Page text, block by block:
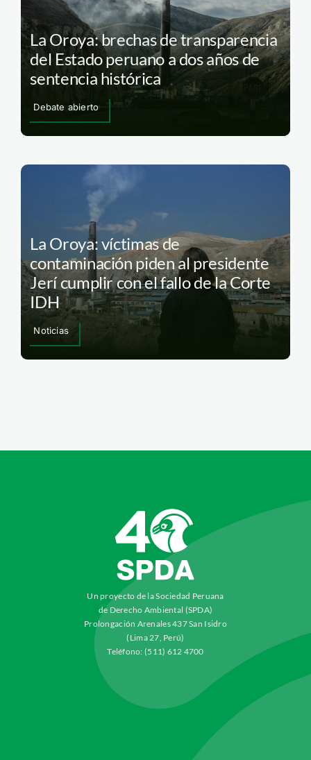
La Oroya: brechas de transparencia
del Estado peruano a dos años de
sentencia histórica
Debate abierto
La Oroya: víctimas de
contaminación piden al presidente
Jerí cumplir con el fallo de la Corte
IDH
Noticias
Un proyecto de la Sociedad Peruana
de Derecho Ambiental (SPDA)
Prolongación Arenales 437 San Isidro
(Lima 27, Perú)
Teléfono: (511) 612 4700